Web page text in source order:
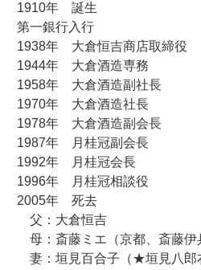
1910年 誕生
第一銀行入行
1938年 大倉恒吉商店取締役
1944年 大倉酒造専務
1958年 大倉酒造副社長
1970年 大倉酒造社長
1978年 大倉酒造副会長
1987年 月桂冠副会長
1992年 月桂冠会長
1996年 月桂冠相談役
2005年 死去
父：大倉恒吉
母：斎藤ミエ（京都、斎藤伊
妻：垣見百合子（★垣見八郎